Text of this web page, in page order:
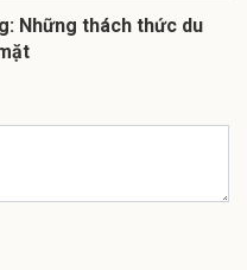
Những thách thức du